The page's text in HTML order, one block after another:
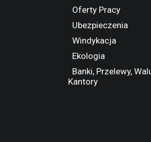
Oferty Pracy
Ubezpieczenia
Windykacja
Ekologia
Banki, Przelewy,
Kantory